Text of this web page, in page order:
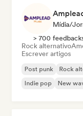
Mídia/
> 700
Rock alternativo
Escrever artigos
Post punk Rock
Indie pop
New